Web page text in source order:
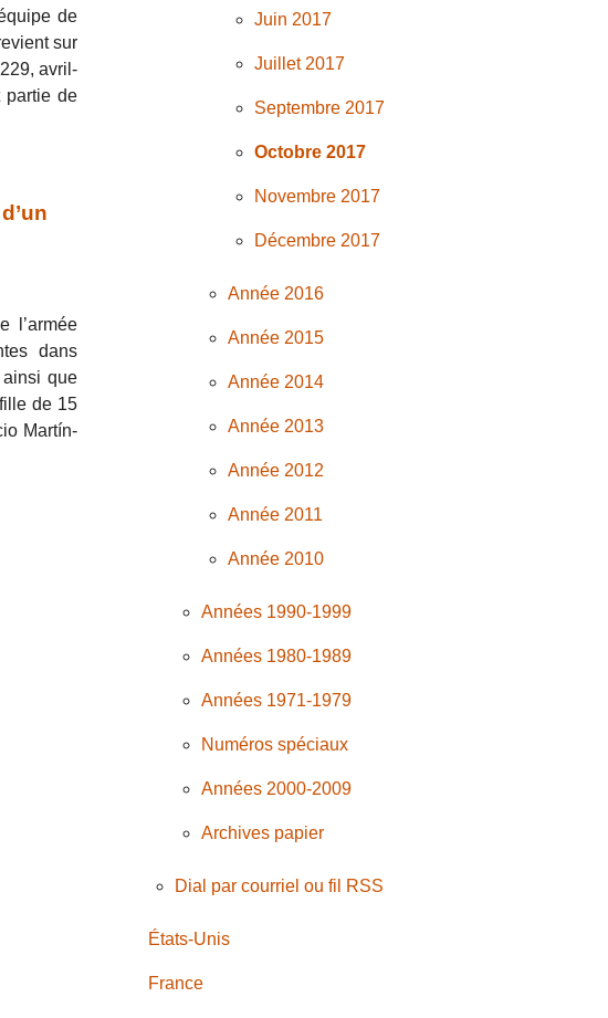
de
sur
avril-
partie de
l’armée
dans
ainsi que
de 15
Martín-
Juin 2017
Juillet 2017
Septembre 2017
Octobre 2017
Novembre 2017
Décembre 2017
Année 2016
Année 2015
Année 2014
Année 2013
Année 2012
Année 2011
Année 2010
Années 1990-1999
Années 1980-1989
Années 1971-1979
Numéros spéciaux
Années 2000-2009
Archives papier
Dial par courriel ou fil RSS
États-Unis
France